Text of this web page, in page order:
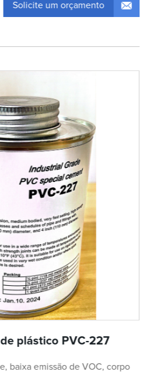
Solicite um orçamento
plástico PVC-227
baixa emissão de VOC, corpo